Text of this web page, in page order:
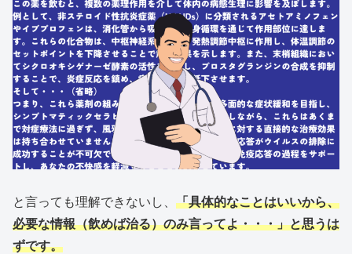
と言っても理解できないし、 「具体的なことはいいから、
必要な情報（飲めば治る）のみ言ってよ・・・」と思うは
ずです。